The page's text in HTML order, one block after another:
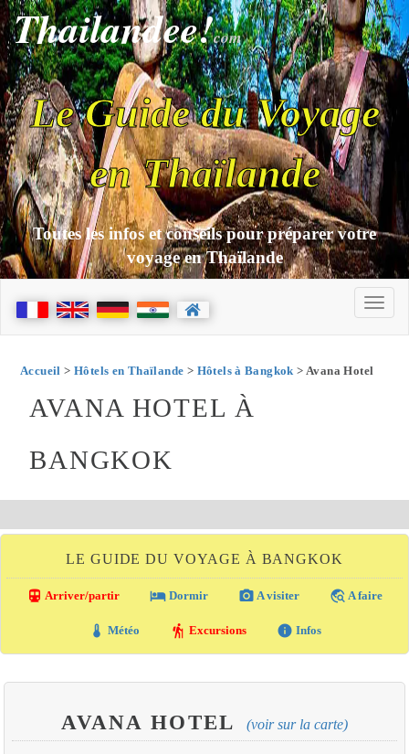
Thailandee!com
Le Guide du Voyage
en Thaïlande
Toutes les infos et conseils pour préparer votre
voyage en Thaïlande
Accueil > Hôtels en Thaïlande > Hôtels à Bangkok > Avana Hotel
AVANA HOTEL À
BANGKOK
LE GUIDE DU VOYAGE À BANGKOK
directions_transit Arriver/partir local_hotel Dormir photo_camera A visiter travel_explore A faire
thermostat Météo hiking Excursions info Infos
AVANA HOTEL (voir sur la carte)